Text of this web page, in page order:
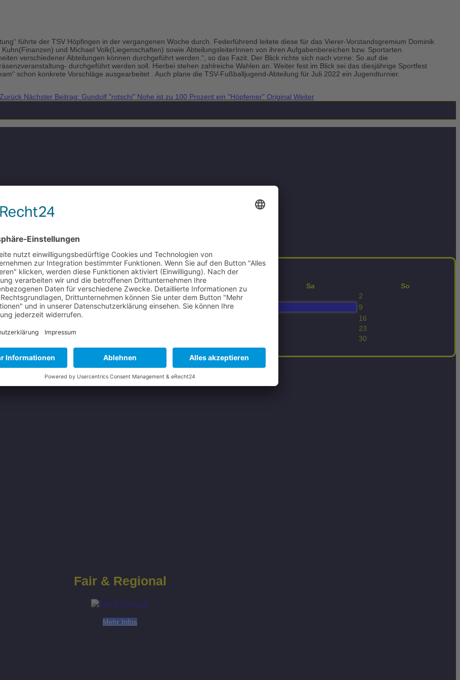
führte der TSV Höpfingen in der vergangenen Woche durch. Federführend leitete diese für das Vierer-Vorstandsgremium Dominik
und Michael Volk(Liegenschaften) sowie AbteilungsleiterInnen von ihren Aufgabenbereichen bzw. Sportarten.
verschiedener Abteilungen können durchgeführt werden.“, so das Fazit. Der Blick richte sich nach vorne: So auf die
durchgeführt werden soll. Hierbei stehen zahlreiche Wahlen an. Weiter fest im Blick sei das diesjährige Sportfest
schon konkrete Vorschläge ausgearbeitet . Auch plane die TSV-Fußballjugend-Abteilung für Juli 2022 ein Jugendturnier.
Zurück Nächster Beitrag: Gundolf "rotschi" Nohe ist zu 100 Prozent ein "Höpfemer" Original Weiter
Mi Do Fr Sa
So
2
6 7
9
13
16
23
30
Fair & Regional
Mehr Infos